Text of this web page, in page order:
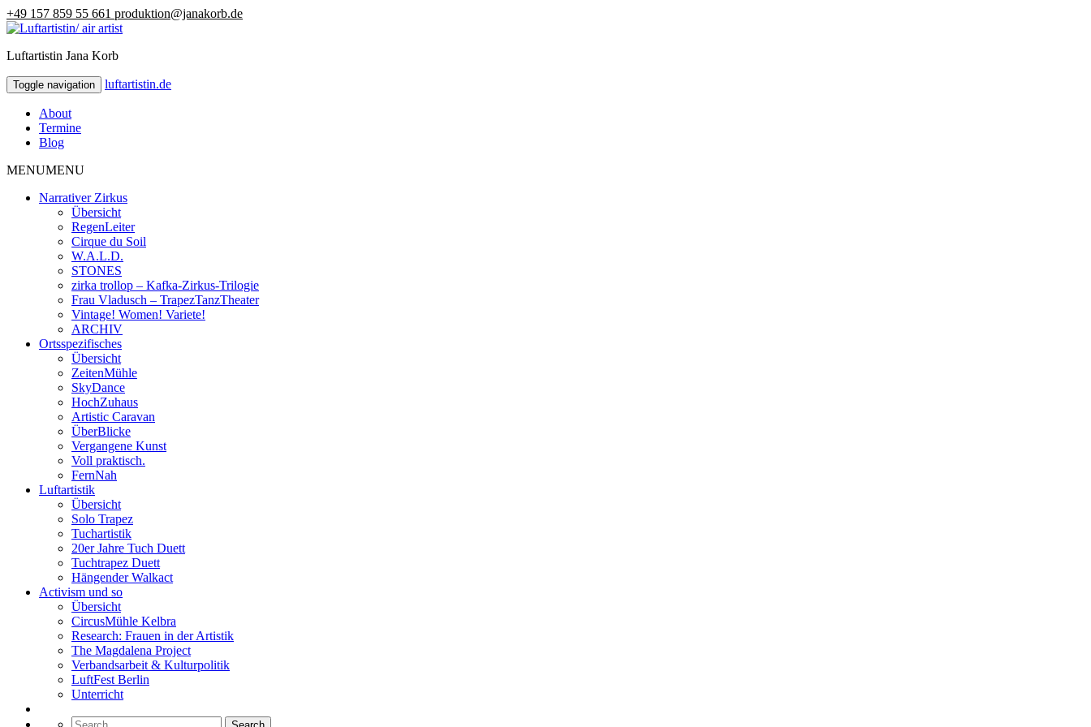
+49 157 859 55 661 produktion@janakorb.de
luftartistin.de
Luftartistin Jana Korb
Toggle navigation luftartistin.de
About
Termine
Blog
MENUMENU
Narrativer Zirkus
Übersicht
RegenLeiter
Cirque du Soil
W.A.L.D.
STONES
zirka trollop – Kafka-Zirkus-Trilogie
Frau Vladusch – TrapezTanzTheater
Vintage! Women! Variete!
ARCHIV
Ortsspezifisches
Übersicht
ZeitenMühle
SkyDance
HochZuhaus
Artistic Caravan
ÜberBlicke
Vergangene Kunst
Voll praktisch.
FernNah
Luftartistik
Übersicht
Solo Trapez
Tuchartistik
20er Jahre Tuch Duett
Tuchtrapez Duett
Hängender Walkact
Activism und so
Übersicht
CircusMühle Kelbra
Research: Frauen in der Artistik
The Magdalena Project
Verbandsarbeit & Kulturpolitik
LuftFest Berlin
Unterricht